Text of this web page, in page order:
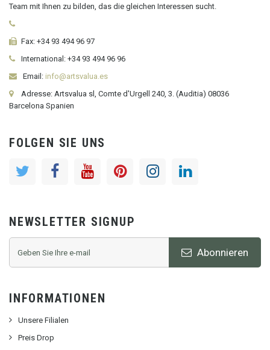
Team mit Ihnen zu bilden, das die gleichen Interessen sucht.
Fax: +34 93 494 96 97
International: +34 93 494 96 96
Email: info@artsvalua.es
Adresse: Artsvalua sl, Comte d'Urgell 240, 3. (Auditia) 08036
Barcelona Spanien
FOLGEN SIE UNS
NEWSLETTER SIGNUP
Abonnieren
INFORMATIONEN
Unsere Filialen
Preis Drop